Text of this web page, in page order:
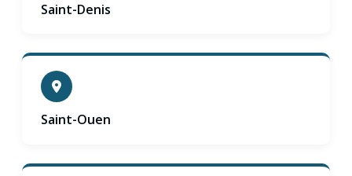
Saint-Denis
Saint-Ouen